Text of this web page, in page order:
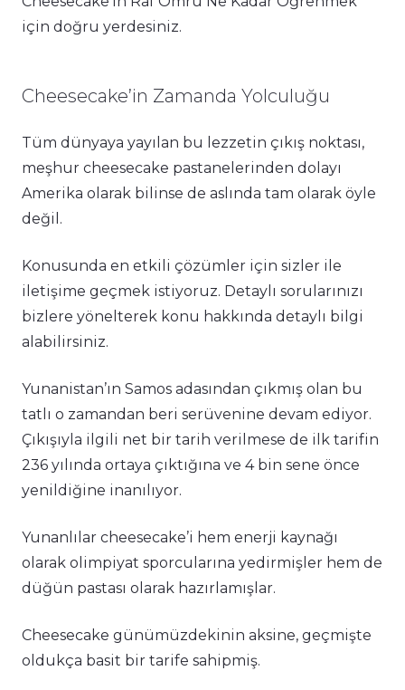
için doğru yerdesiniz.
Cheesecake’in Zamanda Yolculuğu
Tüm dünyaya yayılan bu lezzetin çıkış noktası,
meşhur cheesecake pastanelerinden dolayı
Amerika olarak bilinse de aslında tam olarak öyle
değil.
Konusunda en etkili çözümler için sizler ile
iletişime geçmek istiyoruz. Detaylı sorularınızı
bizlere yönelterek konu hakkında detaylı bilgi
alabilirsiniz.
Yunanistan’ın Samos adasından çıkmış olan bu
tatlı o zamandan beri serüvenine devam ediyor.
Çıkışıyla ilgili net bir tarih verilmese de ilk tarifin
236 yılında ortaya çıktığına ve 4 bin sene önce
yenildiğine inanılıyor.
Yunanlılar cheesecake’i hem enerji kaynağı
olarak olimpiyat sporcularına yedirmişler hem de
düğün pastası olarak hazırlamışlar.
Cheesecake günümüzdekinin aksine, geçmişte
oldukça basit bir tarife sahipmiş.